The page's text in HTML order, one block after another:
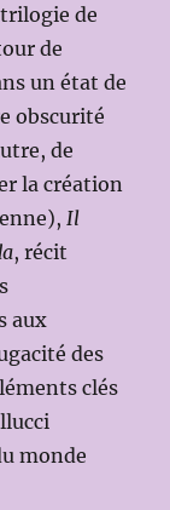
de
de
un état de
obscurité
de
la création
Il
, récit
aux
des
clés
monde